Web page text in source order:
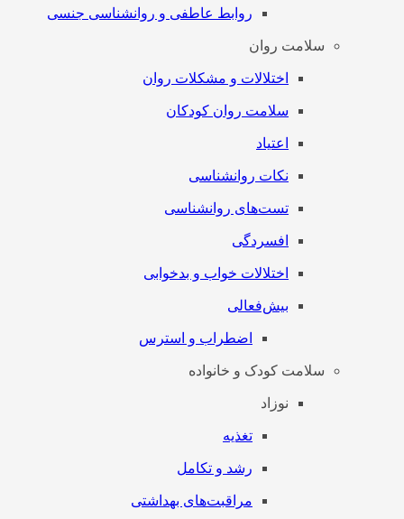
روابط عاطفی و روانشناسی جنسی
سلامت روان
اختلالات و مشکلات روان
سلامت روان کودکان
اعتیاد
نکات روانشناسی
تست‌های روانشناسی
افسردگی
اختلالات خواب و بدخوابی
بیش‌فعالی
اضطراب و استرس
سلامت کودک و خانواده
نوزاد
تغذیه
رشد و تکامل
مراقبت‌های بهداشتی